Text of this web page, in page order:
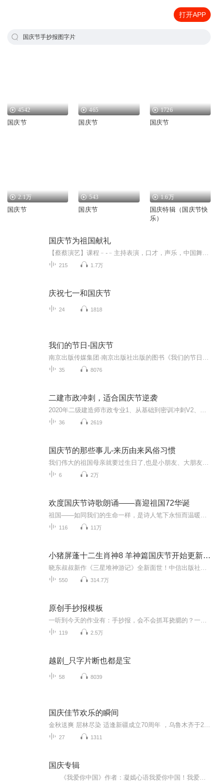
打开APP
国庆节手抄报图字片
4542
国庆节
465
国庆节
1726
国庆节
2.1万
国庆节
543
国庆节
1.6万
国庆特辑（国庆节快
乐）
国庆节为祖国献礼
215 1.7万
庆祝七一和国庆节
24 1818
我们的节日-国庆节
35 8076
二建市政冲刺，适合国庆节逆袭
36 2619
国庆节的那些事儿-来历由来风俗习惯
6 2万
欢度国庆节诗歌朗诵——喜迎祖国72华诞
116 11万
小猪屏蓬十二生肖神8 羊神篇国庆节开始更新啦！
550 314.7万
原创手抄报模板
119 2.5万
越剧_只字片断也都是宝
58 8039
国庆佳节欢乐的瞬间
27 1311
国庆专辑